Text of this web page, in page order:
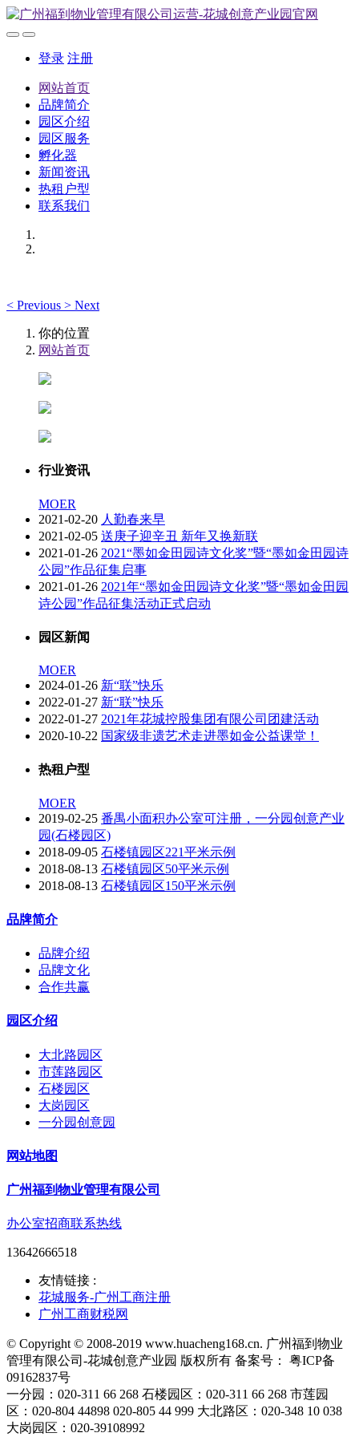
登录 注册
网站首页
品牌简介
园区介绍
园区服务
孵化器
新闻资讯
热租户型
联系我们
< Previous > Next
你的位置
网站首页
行业资讯
MOER
2021-02-20 人勤春来早
2021-02-05 送庚子迎辛丑 新年又换新联
2021-01-26 2021“墨如金田园诗文化奖”暨“墨如金田园诗
公园”作品征集启事
2021-01-26 2021年“墨如金田园诗文化奖”暨“墨如金田园
诗公园”作品征集活动正式启动
园区新闻
MOER
2024-01-26 新“联”快乐
2022-01-27 新“联”快乐
2022-01-27 2021年花城控股集团有限公司团建活动
2020-10-22 国家级非遗艺术走进墨如金公益课堂！
热租户型
MOER
2019-02-25 番禺小面积办公室可注册，一分园创意产业
园(石楼园区)
2018-09-05 石楼镇园区221平米示例
2018-08-13 石楼镇园区50平米示例
2018-08-13 石楼镇园区150平米示例
品牌简介
品牌介绍
品牌文化
合作共赢
园区介绍
大北路园区
市莲路园区
石楼园区
大岗园区
一分园创意园
网站地图
广州福到物业管理有限公司
办公室招商联系热线
13642666518
友情链接 :
花城服务-广州工商注册
广州工商财税网
© Copyright © 2008-2019 www.huacheng168.cn. 广州福到物业
管理有限公司-花城创意产业园 版权所有 备案号： 粤ICP备
09162837号
一分园：020-311 66 268 石楼园区：020-311 66 268 市莲园
区：020-804 44898 020-805 44 999 大北路区：020-348 10 038
大岗园区：020-39108992